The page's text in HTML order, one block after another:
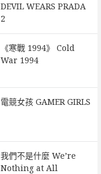
DEVIL WEARS PRADA
2
《寒戰 1994》 Cold
War 1994
電競女孩 GAMER GIRLS
我們不是什麼 We’re
Nothing at All